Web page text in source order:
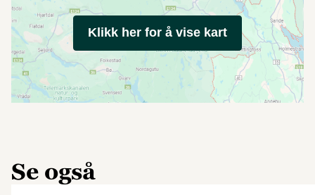
Klikk her for å vise kart
Se også